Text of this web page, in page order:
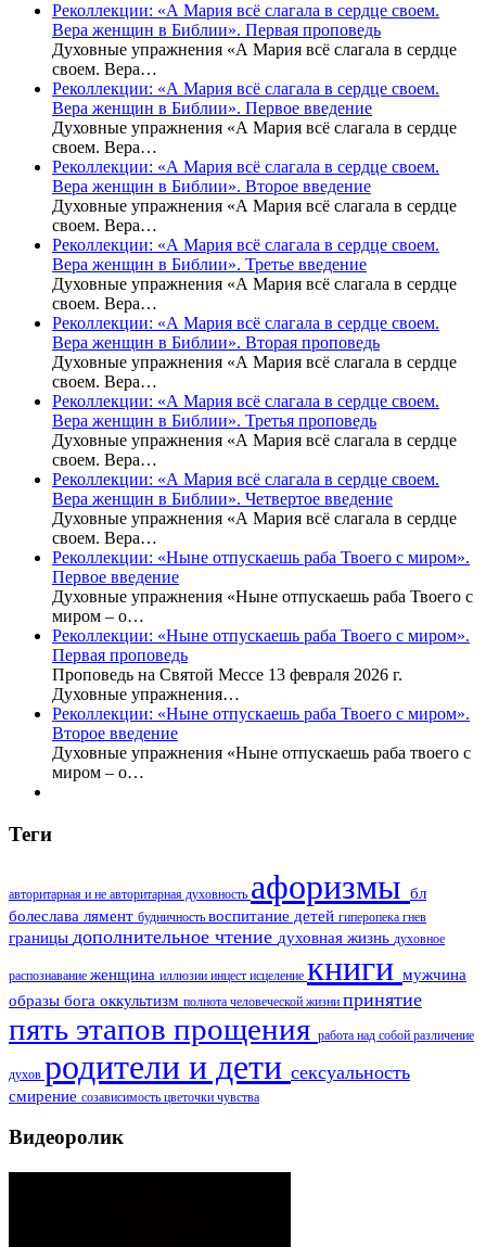
Реколлекции: «А Мария всё слагала в сердце своем.
Вера женщин в Библии». Первая проповедь
Духовные упражнения «А Мария всё слагала в сердце
своем. Вера…
Реколлекции: «А Мария всё слагала в сердце своем.
Вера женщин в Библии». Первое введение
Духовные упражнения «А Мария всё слагала в сердце
своем. Вера…
Реколлекции: «А Мария всё слагала в сердце своем.
Вера женщин в Библии». Второе введение
Духовные упражнения «А Мария всё слагала в сердце
своем. Вера…
Реколлекции: «А Мария всё слагала в сердце своем.
Вера женщин в Библии». Третье введение
Духовные упражнения «А Мария всё слагала в сердце
своем. Вера…
Реколлекции: «А Мария всё слагала в сердце своем.
Вера женщин в Библии». Вторая проповедь
Духовные упражнения «А Мария всё слагала в сердце
своем. Вера…
Реколлекции: «А Мария всё слагала в сердце своем.
Вера женщин в Библии». Третья проповедь
Духовные упражнения «А Мария всё слагала в сердце
своем. Вера…
Реколлекции: «А Мария всё слагала в сердце своем.
Вера женщин в Библии». Четвертое введение
Духовные упражнения «А Мария всё слагала в сердце
своем. Вера…
Реколлекции: «Ныне отпускаешь раба Твоего с миром».
Первое введение
Духовные упражнения «Ныне отпускаешь раба Твоего с
миром – о…
Реколлекции: «Ныне отпускаешь раба Твоего с миром».
Первая проповедь
Проповедь на Святой Мессе 13 февраля 2026 г.
Духовные упражнения…
Реколлекции: «Ныне отпускаешь раба Твоего с миром».
Второе введение
Духовные упражнения «Ныне отпускаешь раба твоего с
миром – о…
Теги
авторитарная и не авторитарная духовность афоризмы бл
болеслава лямент будничность воспитание детей гиперопека гнев
границы дополнительное чтение духовная жизнь духовное
распознавание женщина иллюзии инцест исцеление книги мужчина
образы бога оккультизм полнота человеческой жизни принятие
пять этапов прощения работа над собой различение
духов родители и дети сексуальность
смирение созависимость цветочки чувства
Видеоролик